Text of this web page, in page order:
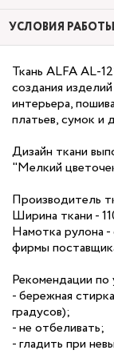
УСЛОВИЯ РАБОТЫ
Ткань ALFA AL-
создания
интерьера,
платьев, сумок
Дизайн ткани
"Мелкий
Производитель
Ширина ткани -
Намотка рулона
фирмы
Рекомендации по
- бережная
градусов);
- не отбеливать;
- гладить при